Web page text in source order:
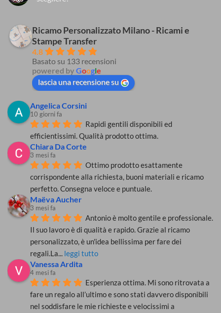
accessori
il
rischio
di
contagio
da
coronavirus
in
chirurgiche
e
dispositivi
protezione
individuale
(DPI)
obbligatori:
come
rispettare
le
anti
coronavirus?
Tecniche
di
personalizzazione
tessuto:
quali
scegliere?
Ricamo Personalizzato Milano - Ricami e
Stampe Transfer
4.8
Basato su 133 recensioni
powered by Google
lascia una recensione su
Angelica Corsini
10 giorni fa
Rapidi gentili disponibili ed
efficientissimi. Qualità prodotto ottima.
Chiara Da Corte
3 mesi fa
Ottimo prodotto esattamente
corrispondente alla richiesta, buoni materiali e ricamo
perfetto. Consegna veloce e puntuale.
Maëva Aucher
3 mesi fa
Antonio è molto gentile e professionale.
Il suo lavoro è di qualità e rapido. Grazie al ricamo
personalizzato, è un'idea bellissima per fare dei
regali.La... leggi tutto
Vanessa Ardita
4 mesi fa
Esperienza ottima. Mi sono ritrovata a
fare un regalo all’ultimo e sono stati davvero disponibili
nel soddisfare le mie richieste e velocissimi a